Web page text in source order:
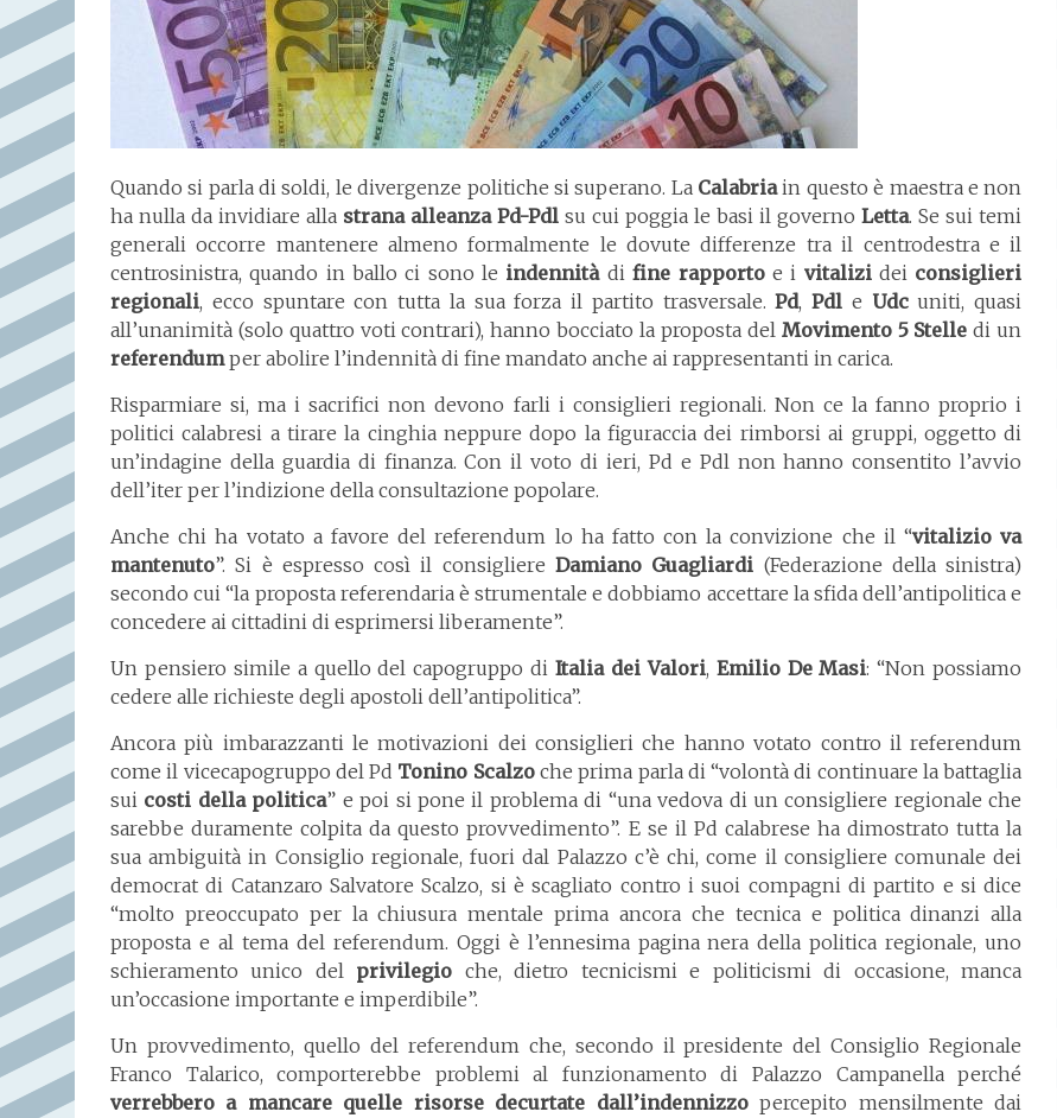
Quando si parla di soldi, le divergenze politiche si superano. La Calabriain questo è maestra e non
ha nulla da invidiare alla strana alleanza Pd-Pdl su cui poggia le basi il governoLetta. Se sui temi
generali occorre mantenere almeno formalmente le dovute differenze tra il centrodestra e il
centrosinistra, quando in ballo ci sono le indennitàdifine rapportoe i vitalizideiconsiglieri
regionali, ecco spuntare con tutta la sua forza il partito trasversale.Pd,Pdl e Udcuniti, quasi
all’unanimità (solo quattro voti contrari), hanno bocciato la proposta del Movimento 5 Stelle di un
referendumper abolire l’indennità di fine mandato anche ai rappresentanti in carica.
Risparmiare si, ma i sacrifici non devono farli i consiglieri regionali. Non ce la fanno proprio i
politici calabresi a tirare la cinghia neppure dopo la figuraccia dei rimborsi ai gruppi, oggetto di
un’indagine della guardia di finanza. Con il voto di ieri, Pd e Pdl non hanno consentito l’avvio
dell’iter per l’indizione della consultazione popolare.
Anche chi ha votato a favore del referendum lo ha fatto con la convizione che il “vitalizio va
mantenuto”. Si è espresso così il consigliereDamiano Guagliardi (Federazione della sinistra)
secondo cui “la proposta referendaria è strumentale e dobbiamo accettare la sfida dell’antipolitica e
concedere ai cittadini di esprimersi liberamente”.
Un pensiero simile a quello del capogruppo diItalia dei Valori, Emilio De Masi: “Non possiamo
cedere alle richieste degli apostoli dell’antipolitica”.
Ancora più imbarazzanti le motivazioni dei consiglieri che hanno votato contro il referendum
come il vicecapogruppo del Pd Tonino Scalzoche prima parla di “volontà di continuare la battaglia
sui costi della politica” e poi si pone il problema di “una vedova di un consigliere regionale che
sarebbe duramente colpita da questo provvedimento”. E se il Pd calabrese ha dimostrato tutta la
sua ambiguità in Consiglio regionale, fuori dal Palazzo c’è chi, come il consigliere comunale dei
democrat di Catanzaro Salvatore Scalzo, si è scagliato contro i suoi compagni di partito e si dice
“molto preoccupato per la chiusura mentale prima ancora che tecnica e politica dinanzi alla
proposta e al tema del referendum. Oggi è l’ennesima pagina nera della politica regionale, uno
schieramento unico del privilegio che, dietro tecnicismi e politicismi di occasione, manca
un’occasione importante e imperdibile”.
Un provvedimento, quello del referendum che, secondo il presidente del Consiglio Regionale
Franco Talarico, comporterebbe problemi al funzionamento di Palazzo Campanella perché
verrebbero a mancare quelle risorse decurtate dall’indennizzopercepito mensilmente dai